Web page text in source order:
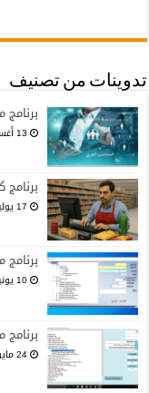
تدوينات من تصنيف
13 أغسطس، 2025
17 يوليو، 2025
10 يونيو، 2025
24 مايو، 2025